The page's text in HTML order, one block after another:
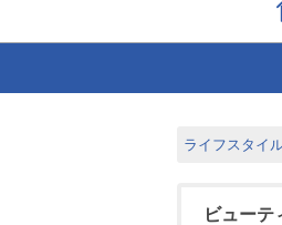
ライフスタイ
ビューテ